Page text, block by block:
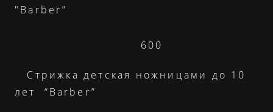
"Barber”
600
Стрижка детская ножницами до 10
лет “Barber”